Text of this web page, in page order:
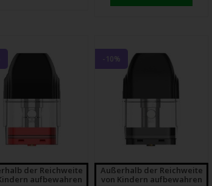
der Reichweite
aufbewahren
-10%
Außerhalb der Reichweite
von Kindern aufbewahren